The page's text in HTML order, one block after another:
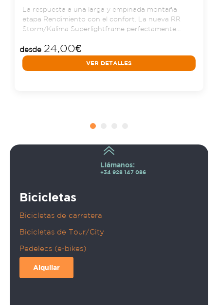
La respuesta a una larga y empinada montaña
etapa Rendimiento con el confort. La nueva RR
Storm/Kalima Superlightframe perfectamente
desde 24,00€
VER DETALLES
Llámanos:
+34 928 147 086
Bicicletas
Bicicletas de carretera
Bicicletas de Tour/City
Pedelecs (e-bikes)
Alquilar